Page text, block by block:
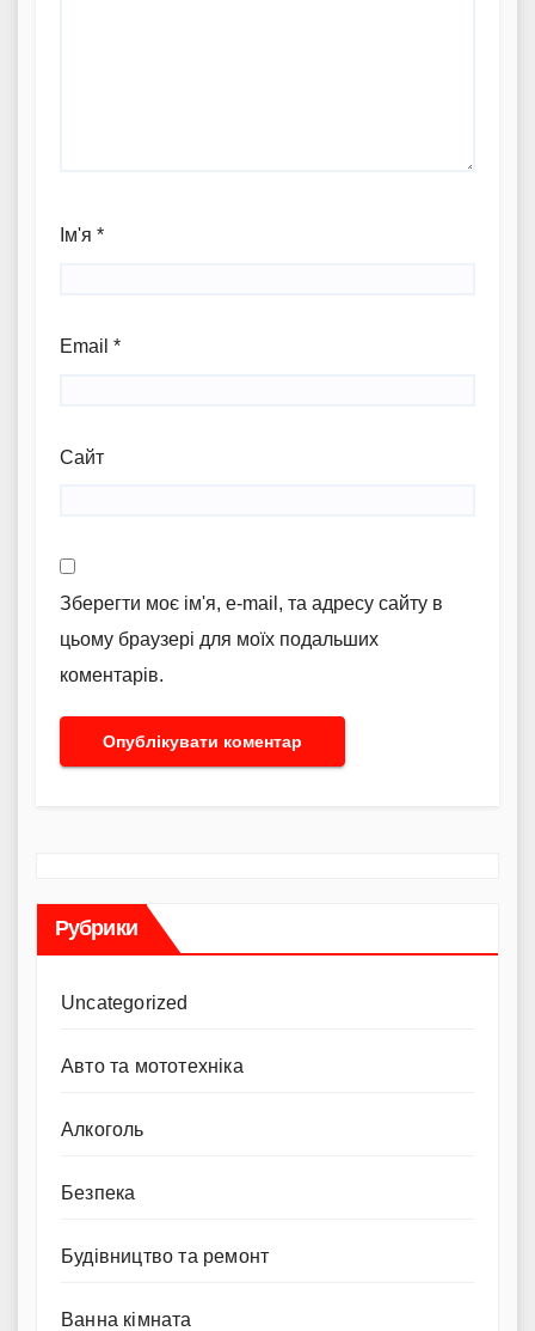
Ім'я *
Email *
Сайт
Зберегти моє ім'я, e-mail, та адресу сайту в
цьому браузері для моїх подальших
коментарів.
Рубрики
Uncategorized
Авто та мототехніка
Алкоголь
Безпека
Будівництво та ремонт
Ванна кімната